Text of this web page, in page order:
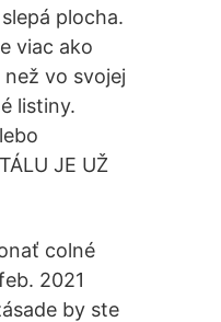
plocha.
viac ako
vo svojej
listiny.
JE UŽ
colné
2021
by ste